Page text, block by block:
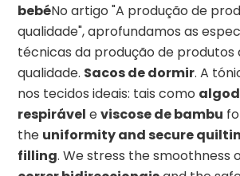
bebéNo artigo "A produção de
qualidade", aprofundamos as
técnicas da produção de produtos
qualidade. Sacos de dormir. A
nos tecidos ideais: tais como
respirável eviscose de bambu
the uniformity and secure
filling. We stress the smoothness